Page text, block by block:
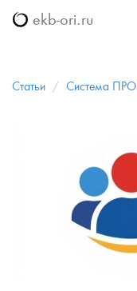
ekb-ori.ru
Статьи Система ПРО